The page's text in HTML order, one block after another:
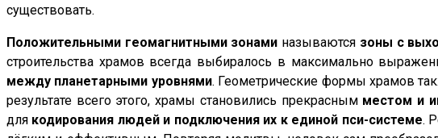
существовать.
Положительными геомагнитными зонами называются зоны с
строительства храмов всегда выбиралось в максимально
между планетарными уровнями. Геометрические формы храмов
результате всего этого, храмы становились прекрасным местом и
для кодирования людей и подключения их к единой пси-системе.